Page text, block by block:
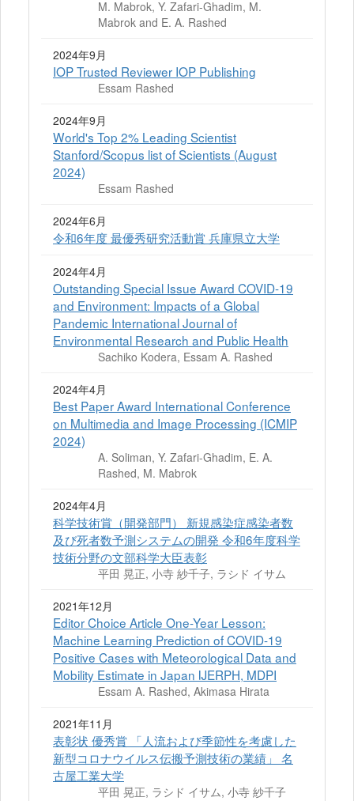
M. Mabrok, Y. Zafari-Ghadim, M.
Mabrok and E. A. Rashed
2024年9月
IOP Trusted Reviewer IOP Publishing
Essam Rashed
2024年9月
World's Top 2% Leading Scientist
Stanford/Scopus list of Scientists (August
2024)
Essam Rashed
2024年6月
令和6年度 最優秀研究活動賞 兵庫県立大学
2024年4月
Outstanding Special Issue Award COVID-19
and Environment: Impacts of a Global
Pandemic International Journal of
Environmental Research and Public Health
Sachiko Kodera, Essam A. Rashed
2024年4月
Best Paper Award International Conference
on Multimedia and Image Processing (ICMIP
2024)
A. Soliman, Y. Zafari-Ghadim, E. A.
Rashed, M. Mabrok
2024年4月
科学技術賞（開発部門） 新規感染症感染者数
及び死者数予測システムの開発 令和6年度科学
技術分野の文部科学大臣表彰
平田 晃正, 小寺 紗千子, ラシド イサム
2021年12月
Editor Choice Article One-Year Lesson:
Machine Learning Prediction of COVID-19
Positive Cases with Meteorological Data and
Mobility Estimate in Japan ĲERPH, MDPI
Essam A. Rashed, Akimasa Hirata
2021年11月
表彰状 優秀賞 「人流および季節性を考慮した
新型コロナウイルス伝搬予測技術の業績」 名
古屋工業大学
平田 晃正, ラシド イサム, 小寺 紗千子